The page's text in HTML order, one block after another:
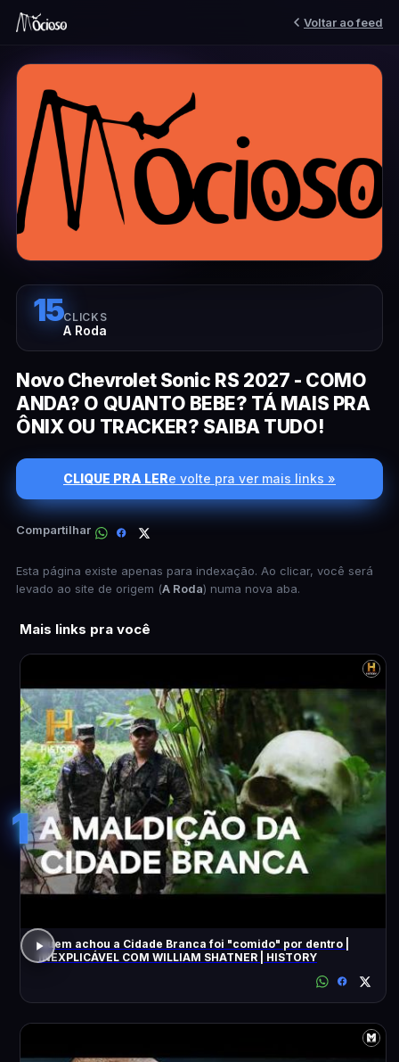
Voltar ao feed
15CLICKS
A Roda
Novo Chevrolet Sonic RS 2027 - COMO
ANDA? O QUANTO BEBE? TÁ MAIS PRA
ÔNIX OU TRACKER? SAIBA TUDO!
CLIQUE PRA LERe volte pra ver mais links »
Compartilhar
Esta página existe apenas para indexação. Ao clicar, você será
levado ao site de origem (A Roda) numa nova aba.
Mais links pra você
1
Quem achou a Cidade Branca foi "comido" por dentro |
INEXPLICÁVEL COM WILLIAM SHATNER | HISTORY